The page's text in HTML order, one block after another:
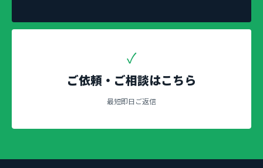
✓
ご依頼・ご相談はこちら
最短即日ご返信